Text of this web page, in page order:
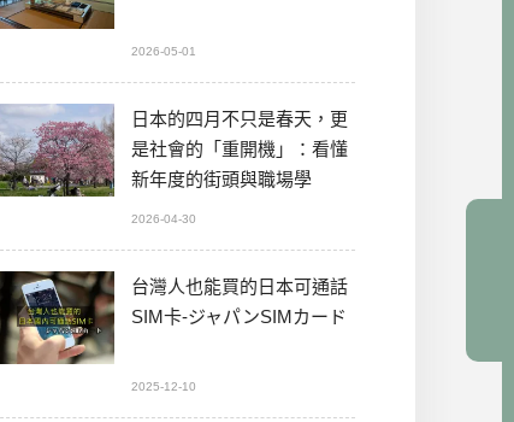
2026-05-01
日本的四月不只是春天，更
是社會的「重開機」：看懂
新年度的街頭與職場學
2026-04-30
台灣人也能買的日本可通話
SIM卡-ジャパンSIMカード
2025-12-10